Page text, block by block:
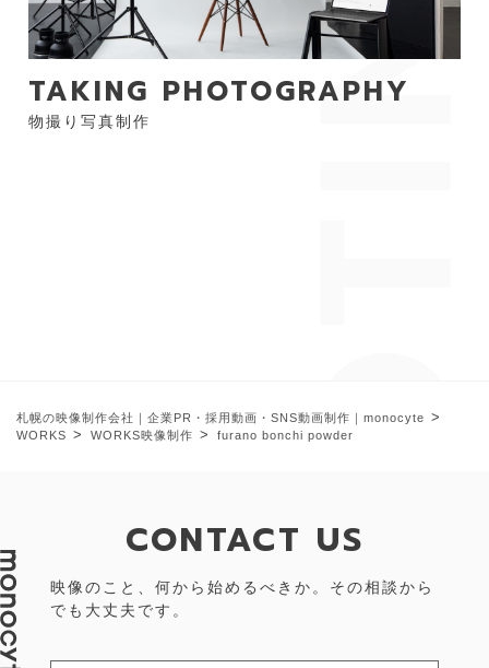
TAKING PHOTOGRAPHY
物撮り写真制作
札幌の映像制作会社｜企業PR・採用動画・SNS動画制作｜monocyte >
WORKS > WORKS映像制作 > furano bonchi powder
CONTACT US
映像のこと、何から始めるべきか。その相談から
でも大丈夫です。